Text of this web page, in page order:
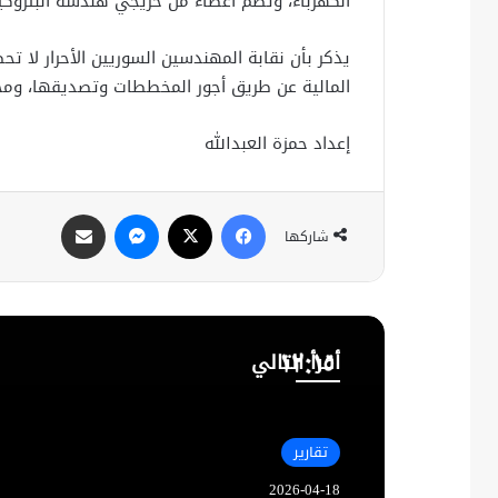
يذكر بأن نقابة المهندسين السوريين الأحرار
المالية عن طريق أجور المخططات وتصديقها،
إعداد حمزة العبدالله
شاركها
فيسبوك ماسنجر
أقرأ التالي
تقارير
2026-04-18